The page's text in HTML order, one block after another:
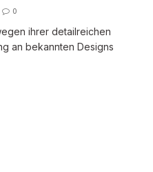
0
ihrer detailreichen
an bekannten Designs